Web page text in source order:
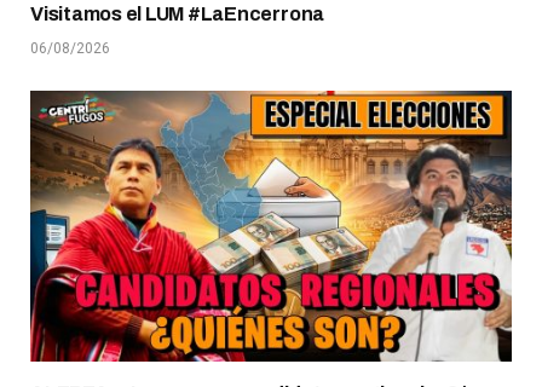
Visitamos el LUM #LaEncerrona
06/08/2026